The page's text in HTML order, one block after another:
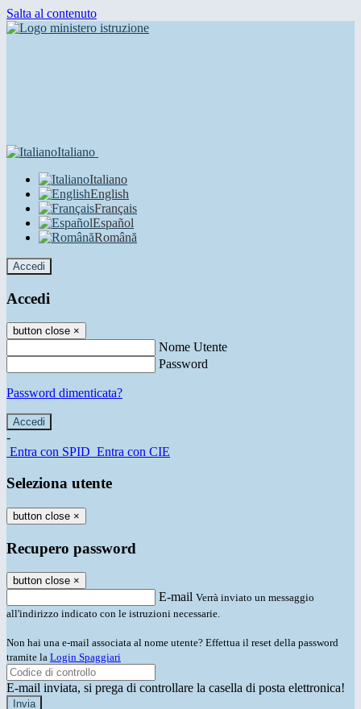
Salta al contenuto
Italiano
Italiano
English
Français
Español
Română
Accedi
Accedi
button close ×
Nome Utente
Password
Password dimenticata?
-
Entra con SPID Entra con CIE
Seleziona utente
button close ×
Recupero password
button close ×
E-mail Verrà inviato un messaggio
all'indirizzo indicato con le istruzioni necessarie.
Non hai una e-mail associata al nome utente? Effettua il reset della password
tramite la Login Spaggiari
E-mail inviata, si prega di controllare la casella di posta elettronica!